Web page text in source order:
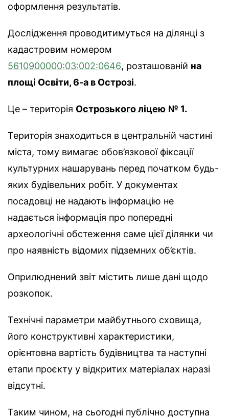
оформлення результатів.
Дослідження проводитимуться на ділянці з
кадастровим номером
5610900000:03:002:0646, розташованій на
площі Освіти, 6-а в Острозі.
Це – територія Острозького ліцею № 1.
Територія знаходиться в центральній частині
міста, тому вимагає обов’язкової фіксації
культурних нашарувань перед початком будь-
яких будівельних робіт. У документах
посадовці не надають інформацію не
надається інформація про попередні
археологічні обстеження саме цієї ділянки чи
про наявність відомих підземних об’єктів.
Оприлюднений звіт містить лише дані щодо
розкопок.
Технічні параметри майбутнього сховища,
його конструктивні характеристики,
орієнтовна вартість будівництва та наступні
етапи проєкту у відкритих матеріалах наразі
відсутні.
Таким чином, на сьогодні публічно доступна